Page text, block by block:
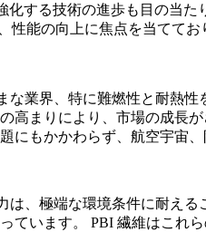
する技術の進歩も目の当
能の向上に焦点を当てて
業界、特に難燃性と耐熱
高まりにより、市場の成長
にもかかわらず、航空宇宙
は、極端な環境条件に耐え
ています。 PBI 繊維はこれ